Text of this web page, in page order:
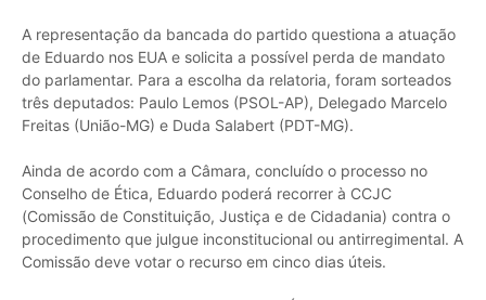
A representação da bancada do partido questiona a atuação
de Eduardo nos EUA e solicita a possível perda de mandato
do parlamentar. Para a escolha da relatoria, foram sorteados
três deputados: Paulo Lemos (PSOL-AP), Delegado Marcelo
Freitas (União-MG) e Duda Salabert (PDT-MG).
Ainda de acordo com a Câmara, concluído o processo no
Conselho de Ética, Eduardo poderá recorrer à CCJC
(Comissão de Constituição, Justiça e de Cidadania) contra o
procedimento que julgue inconstitucional ou antirregimental. A
Comissão deve votar o recurso em cinco dias úteis.